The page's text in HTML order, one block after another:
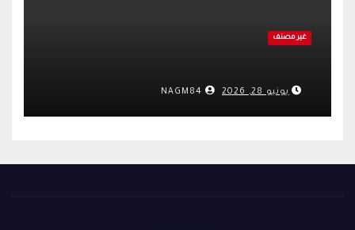
غير مصنف
يونيو 28, 2026